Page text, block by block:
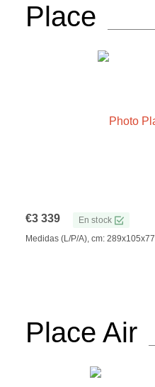
Place
€3 339
En stock
Medidas (L/P/A), cm: 289x105x77
Place Air